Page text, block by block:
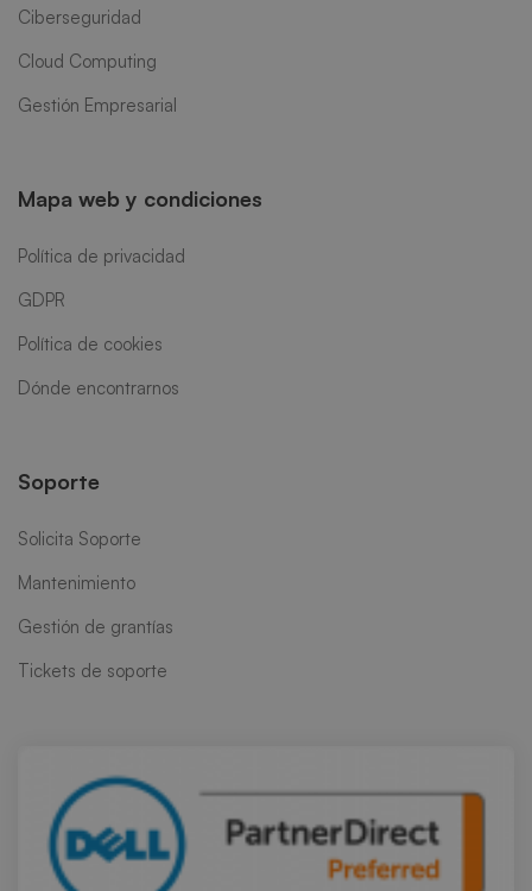
Ciberseguridad
Cloud Computing
Gestión Empresarial
Mapa web y condiciones
Política de privacidad
GDPR
Política de cookies
Dónde encontrarnos
Soporte
Solicita Soporte
Mantenimiento
Gestión de grantías
Tickets de soporte